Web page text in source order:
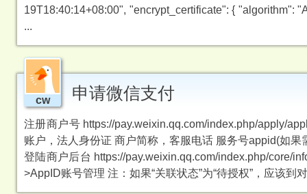
19T18:40:14+08:00", "encrypt_certificate": { "algorithm":
...
cw 申请微信支付
注册商户号 https://pay.weixin.qq.com/index.php/apply/
账户，法人身份证 商户简称，客服电话 服务号appid(如
登陆商户后台 https://pay.weixin.qq.com/index.php/core/
>AppID账号管理 注：如果“关联状态”为“待授权”，应该到